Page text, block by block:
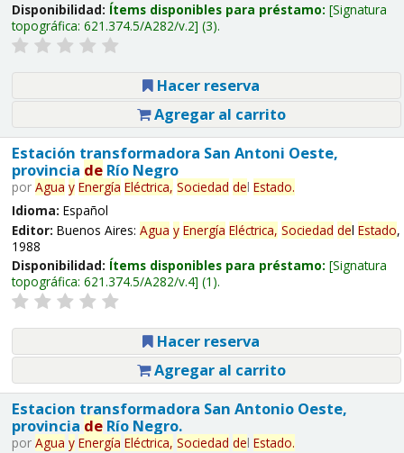
Disponibilidad: Ítems disponibles para préstamo: Signatura
topográfica: 621.374.5/A282/v.2 (3).
Hacer reserva
Agregar al carrito
Estación transformadora San Antoni Oeste,
provincia deRío Negro
por Agua y Energía Eléctrica, Sociedad del Estado.
Idioma: Español
Editor: Buenos Aires: Agua y Energía Eléctrica, Sociedad del Estado,
1988
Disponibilidad: Ítems disponibles para préstamo: Signatura
topográfica: 621.374.5/A282/v.4 (1).
Hacer reserva
Agregar al carrito
Estacion transformadora San Antonio Oeste,
provincia deRío Negro.
por Agua y Energía Eléctrica, Sociedad del Estado.